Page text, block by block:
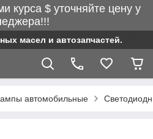
курса $ уточняйте цену у
масел и автозапчастей.
автомобильные